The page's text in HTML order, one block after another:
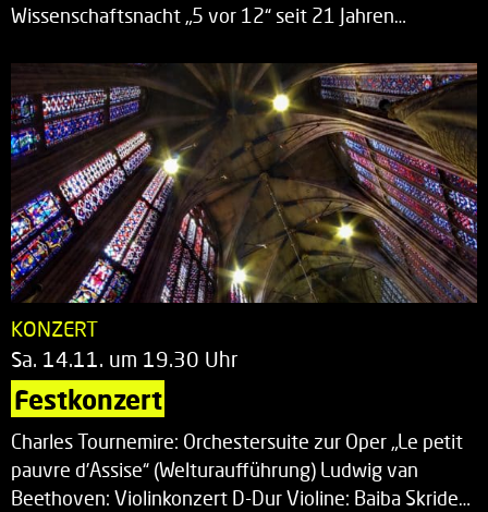
Wissenschaftsnacht „5 vor 12“ seit 21 Jahren…
KONZERT
Sa. 14.11. um 19.30 Uhr
Festkonzert
Charles Tournemire: Orchestersuite zur Oper „Le petit
pauvre d’Assise“ (Welturaufführung) Ludwig van
Beethoven: Violinkonzert D-Dur Violine: Baiba Skride…